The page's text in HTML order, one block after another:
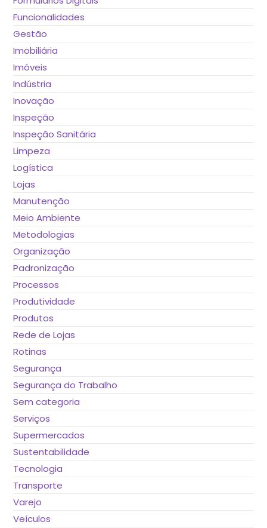
Funcionalidades
Gestão
Imobiliária
Imóveis
Indústria
Inovação
Inspeção
Inspeção Sanitária
Limpeza
Logística
Lojas
Manutenção
Meio Ambiente
Metodologias
Organização
Padronização
Processos
Produtividade
Produtos
Rede de Lojas
Rotinas
Segurança
Segurança do Trabalho
Sem categoria
Serviços
Supermercados
Sustentabilidade
Tecnologia
Transporte
Varejo
Veículos